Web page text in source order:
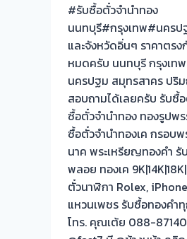
ฟรี
จ่าย
สด
ทันที
ไม่
ต้อง
รอ
จบไว
📌
ผล
งาน
วัน
นี➡️รับ
#รับซื้อตั๋วจำนำทอง
นนทบุรี#กรุงเทพ#นคร
และจังหวัดอิ่นๆ ราคาตรง
หมดครับ นนทบุรี กรุงเท
นครปฐม สมุทรสาคร ปริ
สอบถามได้เลยครับ รับซื้
ซื้อตั๋วจำนำทอง ทองรูปพ
ซื้อตั๋วจำนำทองเค กรอบ
นาค พระเหรียญทองคำ รั
พลอย ทองเค
ตั๋วนาฬิกา Rolex,
แหวนเพชร รับซื้อทองคำ
โทร. คุณเต้ย 088-